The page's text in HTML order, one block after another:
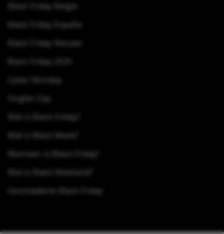
Black Friday België
Black Friday España
Black Friday Nieuws
Black Friday 2025
Cyber Monday
Singles Day
Wat is Black Friday?
Wat is Black Week?
Wanneer is Black Friday?
Wat is Black Weekend?
Geschiedenis Black Friday